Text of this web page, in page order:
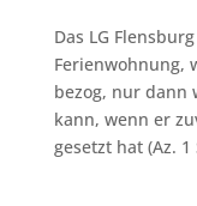
Das LG
Ferienwohnung,
bezog, nur dann
kann, wenn er
gesetzt hat (Az. 1